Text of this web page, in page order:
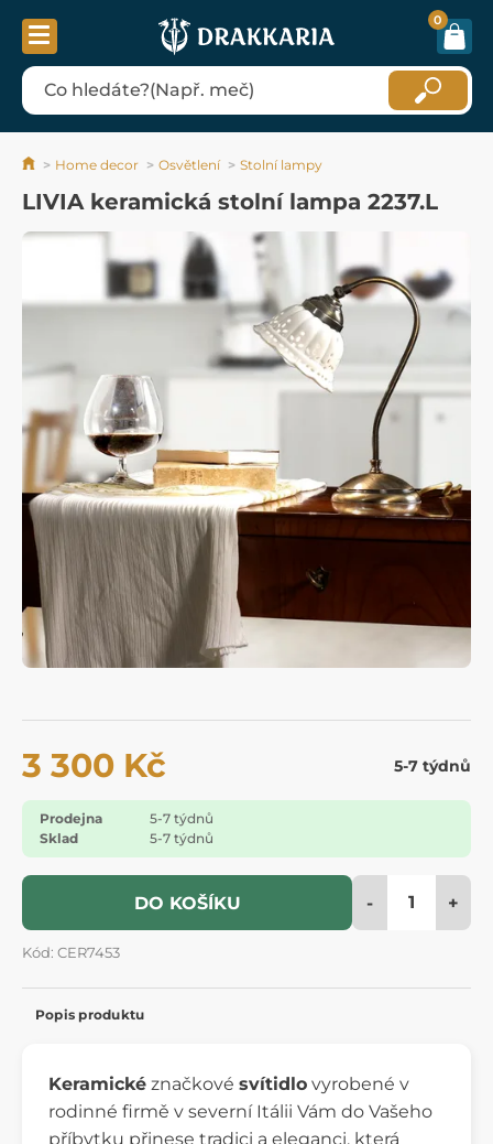
0
Home decor Osvětlení Stolní lampy
LIVIA keramická stolní lampa 2237.L
3 300 Kč 5-7 týdnů
Prodejna
5-7 týdnů
Sklad
5-7 týdnů
DO KOŠÍKU - +
Kód: CER7453
Popis produktu
Keramické značkové svítidlo vyrobené v
rodinné firmě v severní Itálii Vám do Vašeho
příbytku přinese tradici a eleganci, která